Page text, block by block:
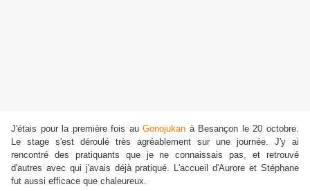
J'étais pour la première fois auGonojukan à Besançon le 20 octobre.
Le stage s'est déroulé très agréablement sur une journée. J'y ai
rencontré des pratiquants que je ne connaissais pas, et retrouvé
d'autres avec qui j'avais déjà pratiqué. L'accueil d'Aurore et Stéphane
fut aussi efficace que chaleureux.